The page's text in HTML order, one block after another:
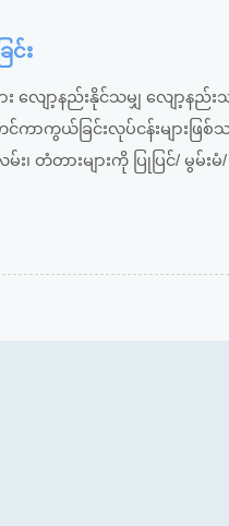
င်း
ျော့နည်းနိုင်သမျှ လျော့နည်
င်ကာကွယ်ခြင်းလုပ်ငန်းများဖ
လမ်း၊ တံတားများကို ပြုပြင်/ မွမ်